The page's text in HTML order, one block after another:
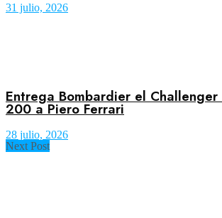
31 julio, 2026
Entrega Bombardier el
200 a Piero Ferrari
28 julio, 2026
Next Post